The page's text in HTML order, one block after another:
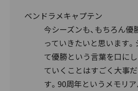
ベンドラメキャプテン
今シーズンも、もちろん優
っていきたいと思います
て優勝という言葉を口に
ていくことはすごく大事
す。90周年というメモリ